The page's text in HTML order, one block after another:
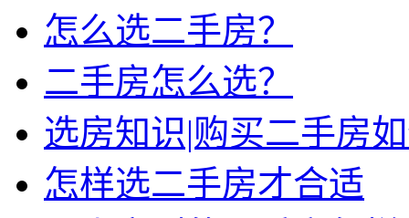
怎么选二手房？
二手房怎么选？
选房知识|购买二手房
怎样选二手房才合适